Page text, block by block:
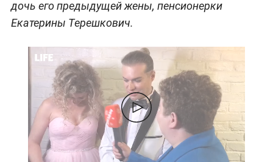
дочь его предыдущей жены, пенсионерки
Екатерины Терешкович.